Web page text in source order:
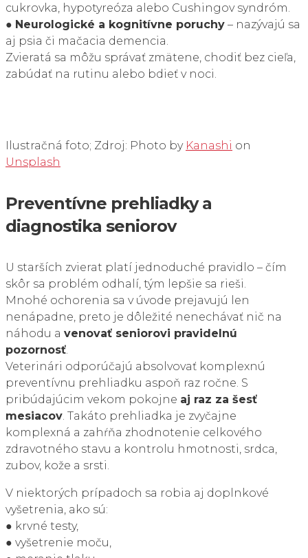
cukrovka, hypotyreóza alebo Cushingov syndróm.
● Neurologické a kognitívne poruchy – nazývajú sa
aj psia či mačacia demencia.
Zvieratá sa môžu správať zmätene, chodiť bez cieľa,
zabúdať na rutinu alebo bdieť v noci.
Ilustračná foto; Zdroj: Photo by Kanashi on
Unsplash
Preventívne prehliadky a
diagnostika seniorov
U starších zvierat platí jednoduché pravidlo – čím
skôr sa problém odhalí, tým lepšie sa rieši.
Mnohé ochorenia sa v úvode prejavujú len
nenápadne, preto je dôležité nenechávať nič na
náhodu a venovať seniorovi pravidelnú
pozornosť.
Veterinári odporúčajú absolvovať komplexnú
preventívnu prehliadku aspoň raz ročne. S
pribúdajúcim vekom pokojne aj raz za šesť
mesiacov. Takáto prehliadka je zvyčajne
komplexná a zahŕňa zhodnotenie celkového
zdravotného stavu a kontrolu hmotnosti, srdca,
zubov, kože a srsti.
V niektorých prípadoch sa robia aj doplnkové
vyšetrenia, ako sú:
● krvné testy,
● vyšetrenie moču,